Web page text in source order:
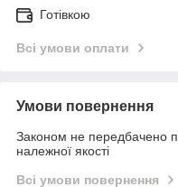
Готівкою
Всі умови оплати
Умови повернення
Законом не передбачено
належної якості
Всі умови повернення